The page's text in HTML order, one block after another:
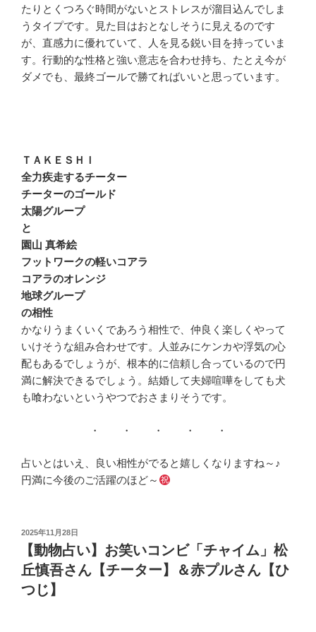
たりとくつろぐ時間がないとストレスが溜目込んでしま
うタイプです。見た目はおとなしそうに見えるのです
が、直感力に優れていて、人を見る鋭い目を持っていま
す。行動的な性格と強い意志を合わせ持ち、たとえ今が
ダメでも、最終ゴールで勝てればいいと思っています。
ＴＡＫＥＳＨＩ
全力疾走するチーター
チーターのゴールド
太陽グループ
と
園山 真希絵
フットワークの軽いコアラ
コアラのオレンジ
地球グループ
の相性
かなりうまくいくであろう相性で、仲良く楽しくやって
いけそうな組み合わせです。人並みにケンカや浮気の心
配もあるでしょうが、根本的に信頼し合っているので円
満に解決できるでしょう。結婚して夫婦喧嘩をしても犬
も喰わないというやつでおさまりそうです。
・ ・ ・ ・ ・
占いとはいえ、良い相性がでると嬉しくなりますね～♪
円満に今後のご活躍のほど～
投
日:
2025年11月28日
【動物占い】お笑いコンビ「チャイム」松
丘慎吾さん【チーター】＆赤プルさん【ひ
つじ】